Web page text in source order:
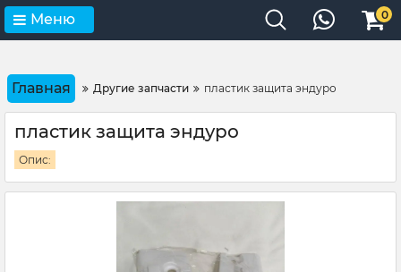
Меню 0
Главная Другие запчасти пластик защита эндуро
пластик защита эндуро
Опис: